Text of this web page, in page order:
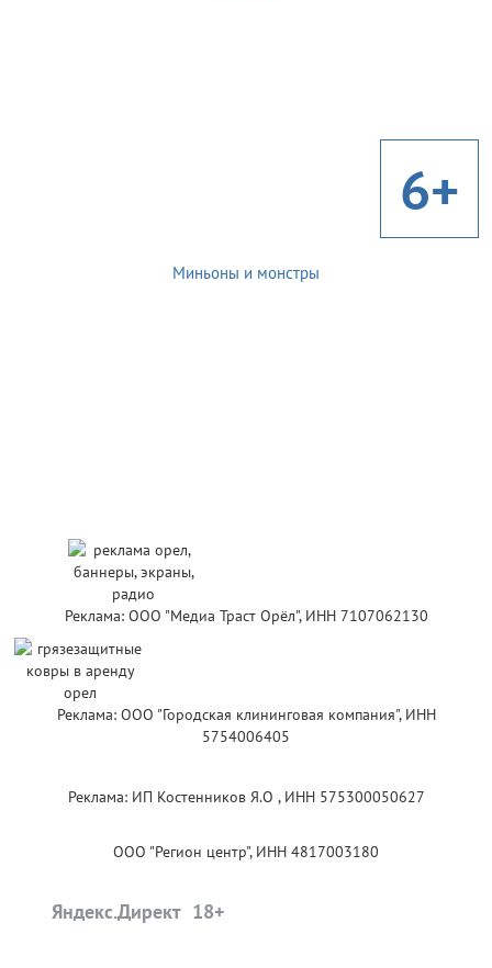
6+
Миньоны и монстры
Реклама: ООО "Медиа Траст Орёл", ИНН 7107062130
Реклама: ООО "Городская клининговая компания", ИНН
5754006405
Реклама: ИП Костенников Я.О , ИНН 575300050627
ООО "Регион центр", ИНН 4817003180
Яндекс.Директ